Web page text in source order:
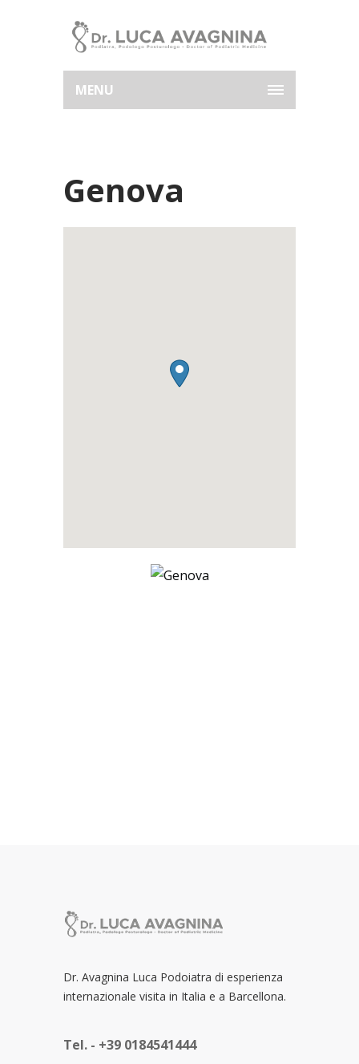
MENU
Genova
Dr. Avagnina Luca Podoiatra di esperienza
internazionale visita in Italia e a Barcellona.
Tel. - +39 0184541444